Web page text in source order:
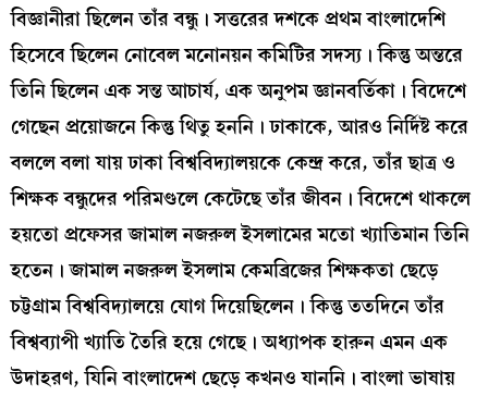
বিজ্ঞানীরা ছিলেন তাঁর বন্ধু। সত্তরের দশকে প্রথম বাংলাদেশি
হিসেবে ছিলেন নোবেল মনোনয়ন কমিটির সদস্য। কিন্তু অন্তরে
তিনি ছিলেন এক সন্ত আচার্য, এক অনুপম জ্ঞানবর্তিকা। বিদেশে
গেছেন প্রয়োজনে কিন্তু থিতু হননি। ঢাকাকে, আরও নির্দিষ্ট করে
বললে বলা যায় ঢাকা বিশ্ববিদ্যালয়কে কেন্দ্র করে, তাঁর ছাত্র ও
শিক্ষক বন্ধুদের পরিমণ্ডলে কেটেছে তাঁর জীবন। বিদেশে থাকলে
হয়তো প্রফেসর জামাল নজরুল ইসলামের মতো খ্যাতিমান তিনি
হতেন। জামাল নজরুল ইসলাম কেমব্রিজের শিক্ষকতা ছেড়ে
চট্টগ্রাম বিশ্ববিদ্যালয়ে যোগ দিয়েছিলেন। কিন্তু ততদিনে তাঁর
বিশ্বব্যাপী খ্যাতি তৈরি হয়ে গেছে। অধ্যাপক হারুন এমন এক
উদাহরণ, যিনি বাংলাদেশ ছেড়ে কখনও যাননি। বাংলা ভাষায়